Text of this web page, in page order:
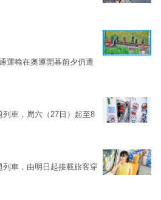
運輸在奧運開幕前夕仍遭
列車，周六（27日）起至8
列車，由明日起接載旅客穿